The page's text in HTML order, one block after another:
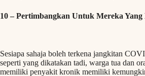
10 –Pertimbangkan Untuk Mereka
Sesiapa sahaja boleh terkena jangkitan
seperti yang dikatakan tadi, warga tua dan
memiliki penyakit kronik memiliki